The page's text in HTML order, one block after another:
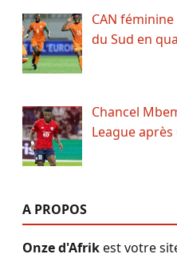
CAN
du Sud en
Chancel
League après
A PROPOS
Onze d'Afrikest votre